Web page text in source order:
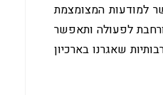
למודעות המצומצמת
לפעולה ותאפשר
שאגרנו בארכיון